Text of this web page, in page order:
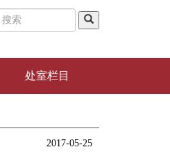
处室栏目
2017-05-25